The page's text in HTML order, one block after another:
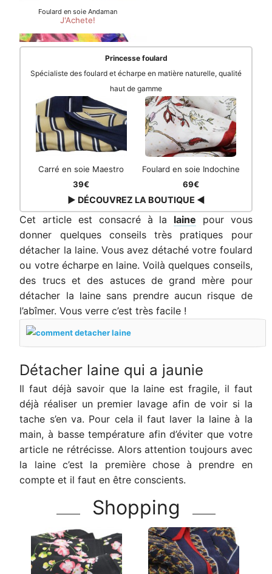
Princesse foulard
Spécialiste des foulard et écharpe en matière naturelle, qualité
haut de gamme
Carré en soie Maestro
39€
Foulard en soie Indochine
69€
▶ DÉCOUVREZ LA BOUTIQUE ◀
Cet article est consacré à la laine pour vous
donner quelques conseils très pratiques pour
détacher la laine. Vous avez détaché votre foulard
ou votre écharpe en laine. Voilà quelques conseils,
des trucs et des astuces de grand mère pour
détacher la laine sans prendre aucun risque de
l’abîmer. Vous verre c’est très facile !
Détacher laine qui a jaunie
Il faut déjà savoir que la laine est fragile, il faut
déjà réaliser un premier lavage afin de voir si la
tache s’en va. Pour cela il faut laver la laine à la
main, à basse température afin d’éviter que votre
article ne rétrécisse. Alors attention toujours avec
la laine c’est la première chose à prendre en
compte et il faut en être conscients.
Shopping